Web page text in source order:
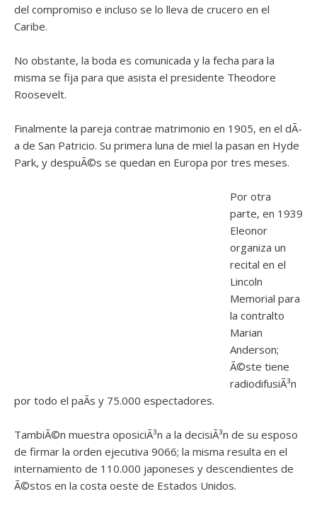
del compromiso e incluso se lo lleva de crucero en el
Caribe.
No obstante, la boda es comunicada y la fecha para la
misma se fija para que asista el presidente Theodore
Roosevelt.
Finalmente la pareja contrae matrimonio en 1905, en el dÃ­
a de San Patricio. Su primera luna de miel la pasan en Hyde
Park, y despuÃ©s se quedan en Europa por tres meses.
Por otra
parte, en 1939
Eleonor
organiza un
recital en el
Lincoln
Memorial para
la contralto
Marian
Anderson;
Ã©ste tiene
radiodifusiÃ³n
por todo el paÃ­s y 75.000 espectadores.
TambiÃ©n muestra oposiciÃ³n a la decisiÃ³n de su esposo
de firmar la orden ejecutiva 9066; la misma resulta en el
internamiento de 110.000 japoneses y descendientes de
Ã©stos en la costa oeste de Estados Unidos.